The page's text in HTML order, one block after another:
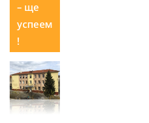
– ще
успеем
!